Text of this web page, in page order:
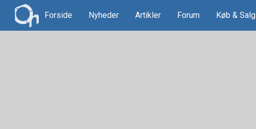
Forside Nyheder Artikler Forum Køb & Salg